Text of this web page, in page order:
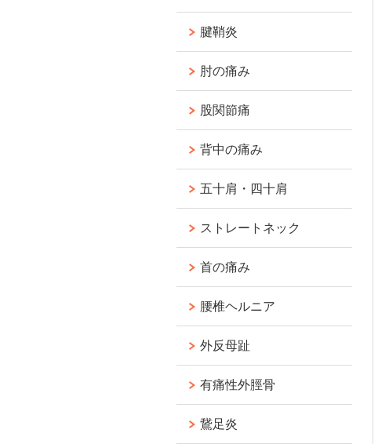
腱鞘炎
肘の痛み
股関節痛
背中の痛み
五十肩・四十肩
ストレートネック
首の痛み
腰椎ヘルニア
外反母趾
有痛性外脛骨
鵞足炎